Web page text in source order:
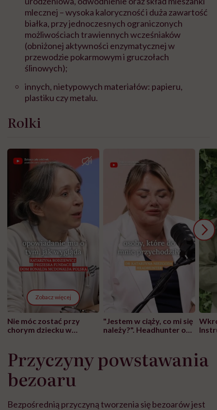
mlecznej – wysoka kaloryczność i duża zawartość
białka, przy jednoczesnych ograniczonych
możliwościach trawiennych wcześniaków
(obniżonej aktywności enzymatycznej w
przewodzie pokarmowym i gruczołach
ślinowych);
innych, nietypowych materiałów: papieru,
plastiku czy metalu.
Rolki
Zobacz więcej
Nie móc zostać przy
chorym dziecku w
może chyba tylko
głupota i brak
wyobraźni"
"Jestem w ciąży, co mi się
należy?". Headhunter o
pracy
Przyczyny powstawania
bezoaru
Bezpośrednią przyczyną tworzenia się bezoarów jest